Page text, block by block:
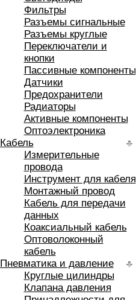
Фильтры
Разъемы сигнальные
Разъемы круглые
Переключатели и
кнопки
Пассивные компоненты
Датчики
Предохранители
Радиаторы
Активные компоненты
Оптоэлектроника
Кабель
Измерительные
провода
Инструмент для кабеля
Монтажный провод
Кабель для передачи
данных
Коаксиальный кабель
Оптоволоконный
кабель
Пневматика и давление
Круглые цилиндры
Клапана давления